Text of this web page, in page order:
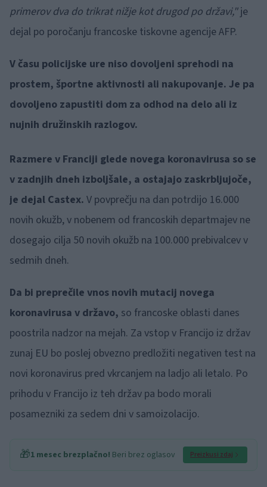
primerov dva do trikrat nižje kot drugod po državi,"je
dejal po poročanju francoske tiskovne agencije AFP.
V času policijske ure niso dovoljeni sprehodi na
prostem, športne aktivnosti ali nakupovanje. Je pa
dovoljeno zapustiti dom za odhod na delo ali iz
nujnih družinskih razlogov.
Razmere v Franciji glede novega koronavirusa so se
v zadnjih dneh izboljšale, a ostajajo zaskrbljujoče,
je dejal Castex. V povprečju na dan potrdijo 16.000
novih okužb, v nobenem od francoskih departmajev ne
dosegajo cilja 50 novih okužb na 100.000 prebivalcev v
sedmih dneh.
Da bi preprečile vnos novih mutacij novega
koronavirusa v državo, so francoske oblasti danes
poostrila nadzor na mejah. Za vstop v Francijo iz držav
zunaj EU bo poslej obvezno predložiti negativen test na
novi koronavirus pred vkrcanjem na ladjo ali letalo. Po
prihodu v Francijo iz teh držav pa bodo morali
posamezniki za sedem dni v samoizolacijo.
🎁1 mesec brezplačno! Beri brez oglasov Preizkusi zdaj